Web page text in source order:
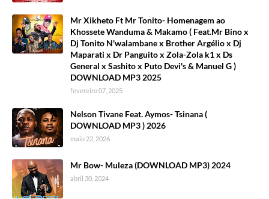
Mr Xikheto Ft Mr Tonito- Homenagem ao
Khossete Wanduma & Makamo ( Feat.Mr Bino x
Dj Tonito N'walambane x Brother Argélio x Dj
Maparati x Dr Panguito x Zola-Zola k1 x Ds
General x Sashito x Puto Devi's & Manuel G )
DOWNLOAD MP3 2025
fevereiro 07, 2025
Nelson Tivane Feat. Aymos- Tsinana (
DOWNLOAD MP3 ) 2026
maio 22, 2026
Mr Bow- Muleza (DOWNLOAD MP3) 2024
abril 30, 2024